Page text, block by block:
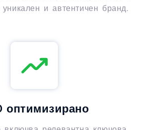
и автентичен бранд.
оптимизирано